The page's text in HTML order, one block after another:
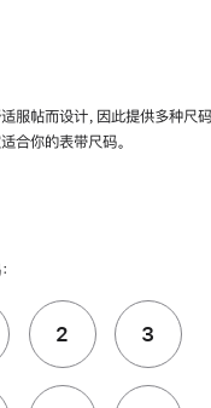
服帖而设计，因此提供多种尺
合你的表带尺码。
2 3